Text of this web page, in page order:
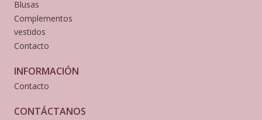
Blusas
Complementos
vestidos
Contacto
INFORMACIÓN
Contacto
CONTÁCTANOS